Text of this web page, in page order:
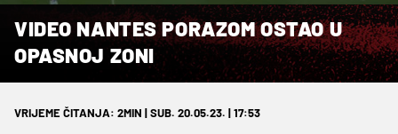
VIDEO NANTES PORAZOM OSTAO U
OPASNOJ ZONI
VRIJEME ČITANJA: 2MIN | SUB. 20.05.23. | 17:53